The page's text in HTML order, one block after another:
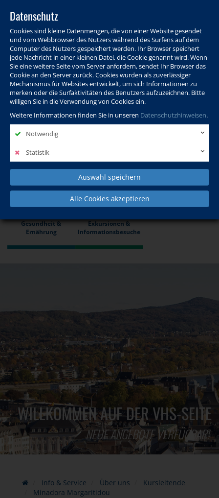
Datenschutz
Cookies sind kleine Datenmengen, die von einer Website gesendet
und vom Webbrowser des Nutzers während des Surfens auf dem
Computer des Nutzers gespeichert werden. Ihr Browser speichert
jede Nachricht in einer kleinen Datei, die Cookie genannt wird. Wenn
Sie eine weitere Seite vom Server anfordern, sendet Ihr Browser das
Cookie an den Server zurück. Cookies wurden als zuverlässiger
Mechanismus für Websites entwickelt, um sich Informationen zu
merken oder die Surfaktivitäten des Benutzers aufzuzeichnen. Bitte
willigen Sie in die Verwendung von Cookies ein.
Weitere Informationen finden Sie in unseren Datenschutzhinweisen.
Notwendig
Statistik
Auswahl speichern
Alle Cookies akzeptieren
Programm Info & Service Aktuelles Warenkorb Login
Ansprechpersonen Kontakt Sitemap
Politik, Wissenschaft &
Internationales
Beruf, IT & Digitales
Gesundheit &
Ernährung
Exkursionen &
Informationsbesuche
WILLKOMMEN AUF DER VHS-SEITE
NEUE ANGEBOTE VERFÜGBAR!
Info & Service Über uns
Kursleitende
Minadora Margaritidou